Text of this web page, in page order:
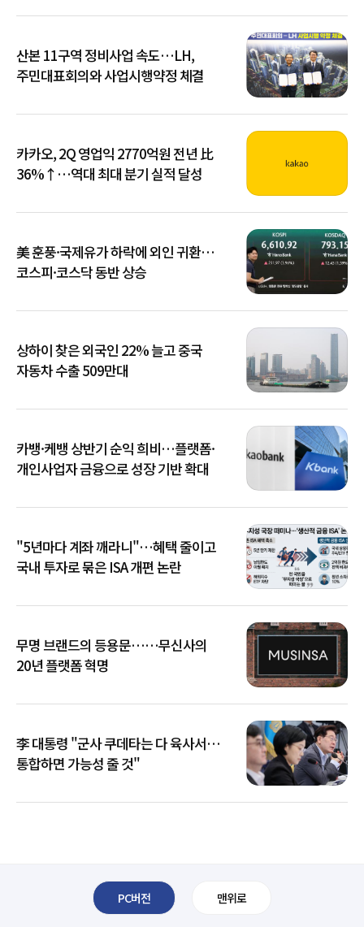
산본 11구역 정비사업 속도…LH,
주민대표회의와 사업시행약정 체결
카카오, 2Q 영업익 2770억원 전년 比
36%↑…역대 최대 분기 실적 달성
美 훈풍·국제유가 하락에 외인 귀환…
코스피·코스닥 동반 상승
상하이 찾은 외국인 22% 늘고 중국
자동차 수출 509만대
카뱅·케뱅 상반기 순익 희비…플랫폼·
개인사업자 금융으로 성장 기반 확대
"5년마다 계좌 깨라니"…혜택 줄이고
국내 투자로 묶은 ISA 개편 논란
무명 브랜드의 등용문……무신사의
20년 플랫폼 혁명
李 대통령 "군사 쿠데타는 다 육사서…
통합하면 가능성 줄 것"
PC버전 맨위로